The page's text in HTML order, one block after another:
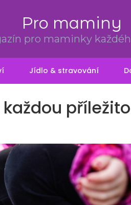
Pro maminy
pro maminky
Jídlo & stravování